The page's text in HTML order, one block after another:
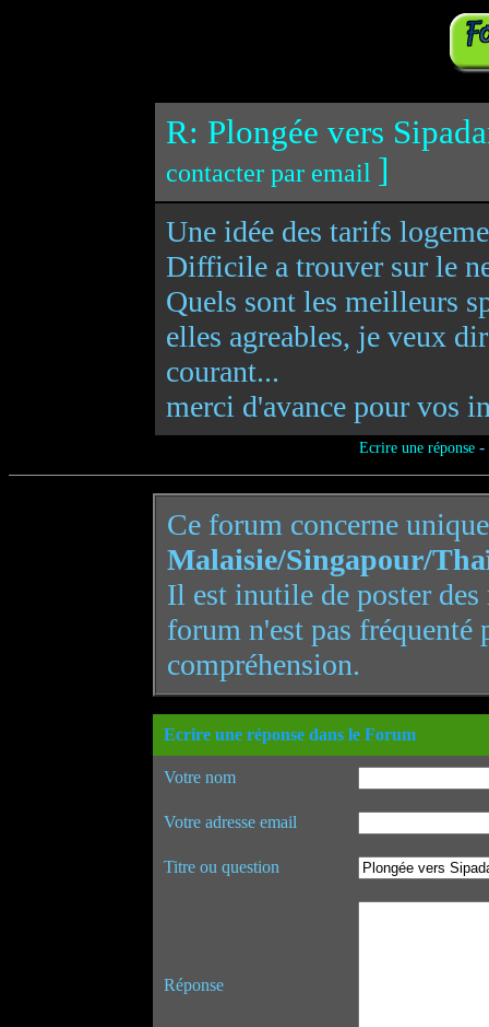
R: Plongée vers
contacter par email ]
Une idée des tarifs
Difficile a trouver sur le
Quels sont les meilleurs
elles agreables, je veux
courant...
merci d'avance pour vos
Ecrire une réponse-
Ce forum concerne
Malaisie/Singapour/
Il est inutile de poster
forum n'est pas
compréhension.
Ecrire une réponse dans le Forum
Votre nom
Votre adresse email
Titre ou question
Réponse